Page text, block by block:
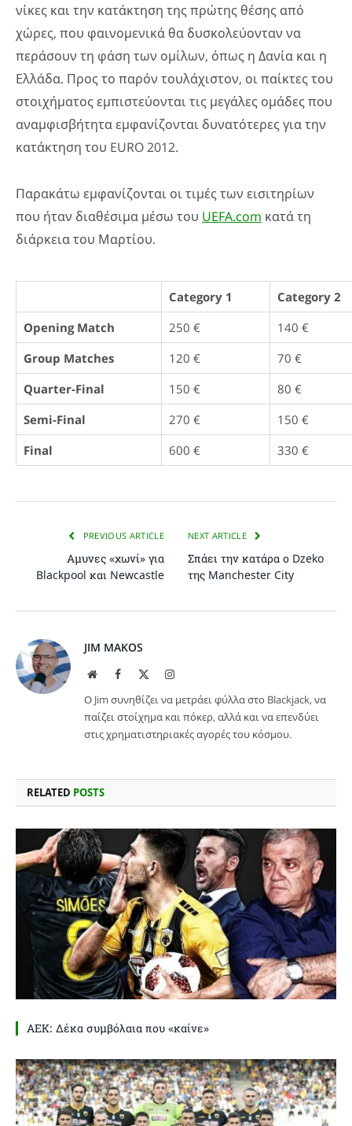
νίκες και την κατάκτηση της πρώτης θέσης από
χώρες, που φαινομενικά θα δυσκολεύονταν να
περάσουν τη φάση των ομίλων, όπως η Δανία και η
Ελλάδα. Προς το παρόν τουλάχιστον, οι παίκτες του
στοιχήματος εμπιστεύονται τις μεγάλες ομάδες που
αναμφισβήτητα εμφανίζονται δυνατότερες για την
κατάκτηση του EURO 2012.
Παρακάτω εμφανίζονται οι τιμές των εισιτηρίων
που ήταν διαθέσιμα μέσω του UEFA.com κατά τη
διάρκεια του Μαρτίου.
Category 1
Category 2
Opening Match
250 €
140 €
Group Matches
120 €
70 €
Quarter-Final
150 €
80 €
Semi-Final
270 €
150 €
Final
600 € 330 €
PREVIOUS ARTICLE
Αμυνες «χωνί» για
Blackpool και Newcastle
NEXT ARTICLE
Σπάει την κατάρα ο Dzeko
της Manchester City
JIM MAKOS
WebsiteFacebook Instagram
Ο Jim συνηθίζει να μετράει φύλλα στο Blackjack, να
παίζει στοίχημα και πόκερ, αλλά και να επενδύει
στις χρηματιστηριακές αγορές του κόσμου.
RELATED POSTS
ΑΕΚ: Δέκα συμβόλαια που «καίνε»